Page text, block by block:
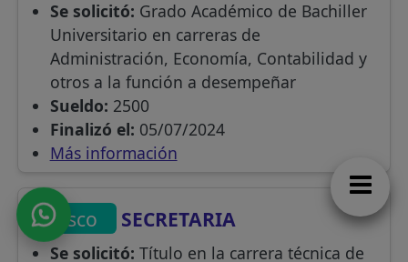
Se solicitó: Grado Académico de Bachiller
Universitario en carreras de
Administración, Economía, Contabilidad y
otros a la función a desempeñar
Sueldo: 2500
Finalizó el: 05/07/2024
Más información
Pasco SECRETARIA
Se solicitó: Título en la carrera técnica de